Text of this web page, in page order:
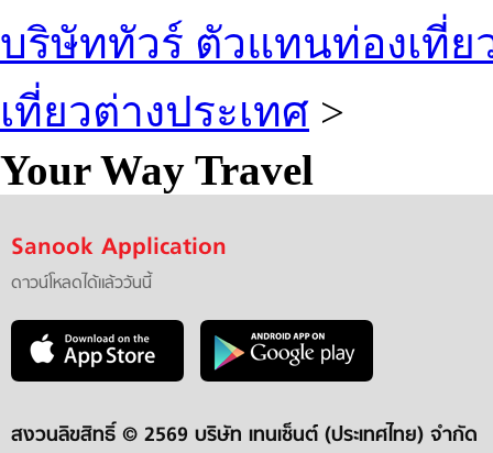
บริษัททัวร์ ตัวแทนท่องเที่ย
เที่ยวต่างประเทศ >
Your Way Travel
Sanook Application
ดาวน์โหลดได้แล้ววันนี้
สงวนลิขสิทธิ์ © 2569 บริษัท เทนเซ็นต์ (ประเทศไทย) จำกัด